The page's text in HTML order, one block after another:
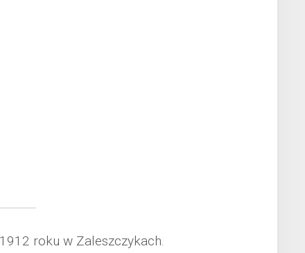
roku w Zaleszczykach.